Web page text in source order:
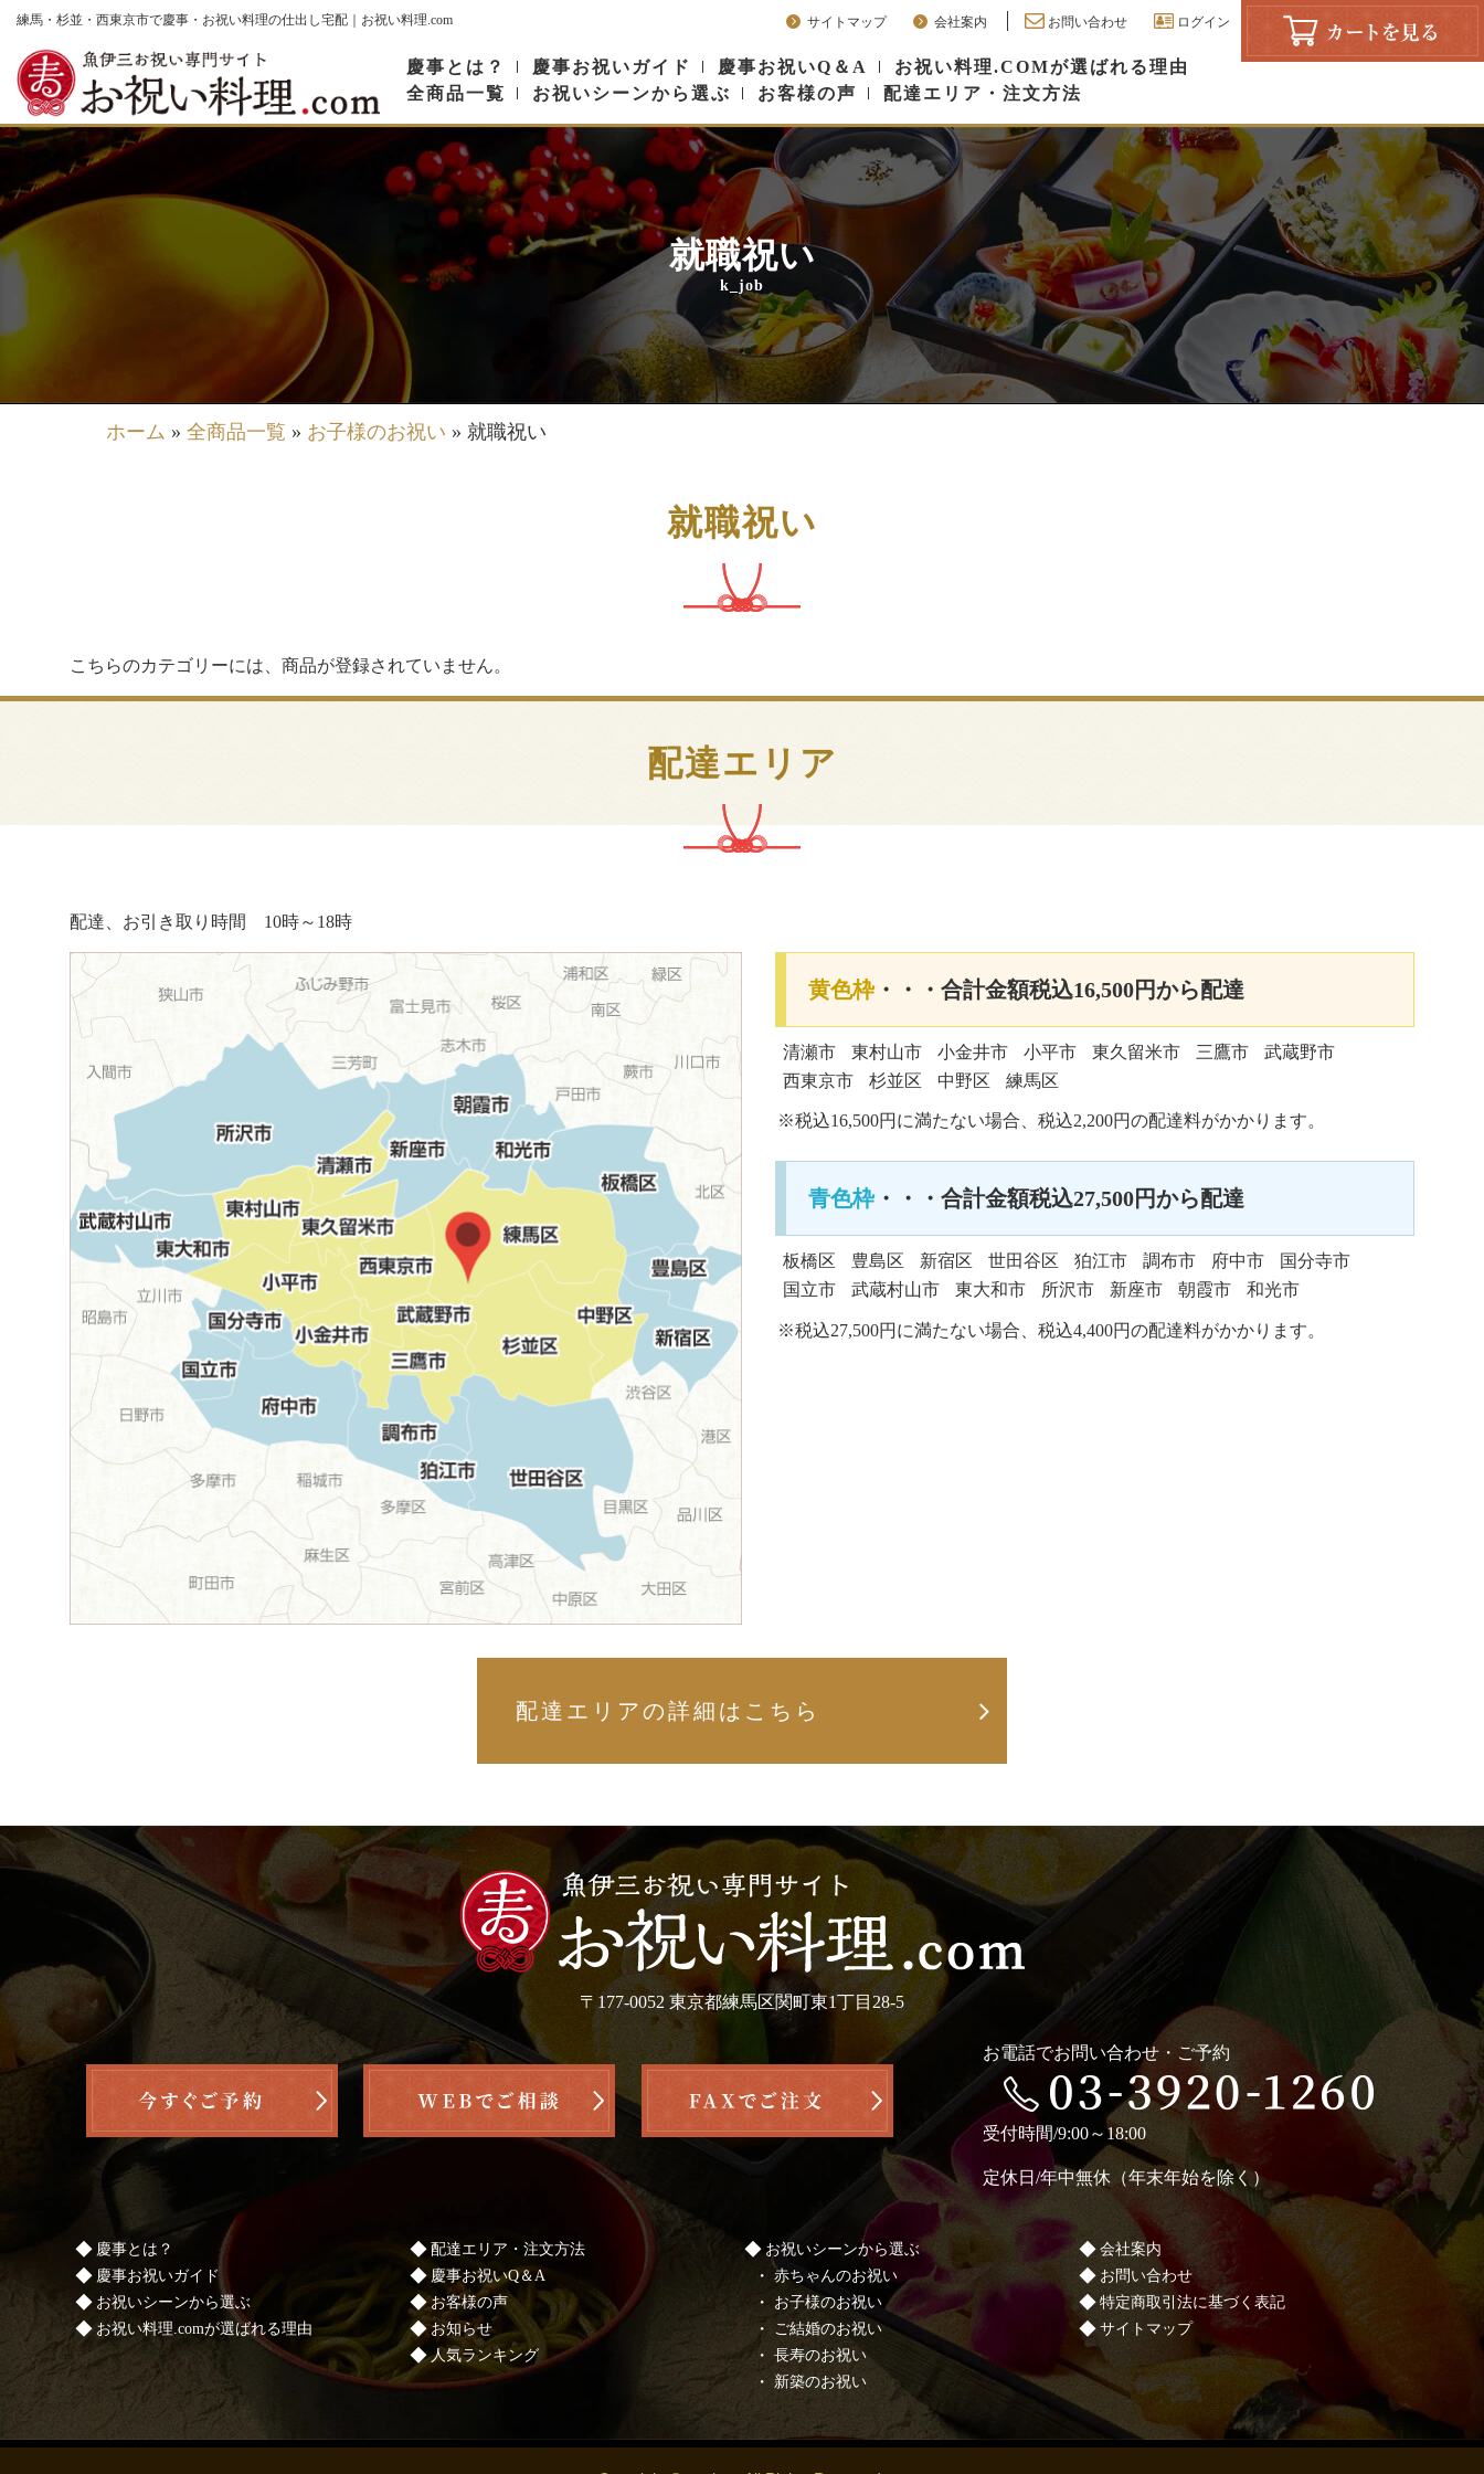
ツ
ス
キ
ッ
練馬・杉並・西東京市で慶事・お祝い料理の仕出し宅配｜お祝い料理.com サイトマップ 会社案内 お問い合わせ ログイン
慶事とは？ 慶事お祝いガイド 慶事お祝いQ＆A
お祝い料理.COMが選ばれる理由
全商品一覧
お祝いシーンから選ぶ お客様の声 配達エリア・注文方法
就職祝い
k_job
ホーム » 全商品一覧 » お子様のお祝い » 就職祝い
就職祝い
こちらのカテゴリーには、商品が登録されていません。
配達エリア
配達、お引き取り時間 10時～18時
黄色枠・・・合計金額税込16,500円から配達
清瀬市 東村山市 小金井市 小平市 東久留米市 三鷹市
武蔵野市
西東京市
杉並区 中野区 練馬区
※税込16,500円に満たない場合、税込2,200円の配達料がかかります。
青色枠・・・合計金額税込27,500円から配達
板橋区 豊島区 新宿区 世田谷区 狛江市 調布市 府中市
国分寺市
国立市
武蔵村山市 東大和市 所沢市 新座市 朝霞市 和光市
※税込27,500円に満たない場合、税込4,400円の配達料がかかります。
配達エリアの詳細はこちら
〒177-0052 東京都練馬区関町東1丁目28-5
お電話でお問い合わせ・ご予約
受付時間/9:00～18:00
定休日/年中無休（年末年始を除く）
慶事とは？
慶事お祝いガイド
お祝いシーンから選ぶ
お祝い料理.comが選ばれる理由
配達エリア・注文方法
慶事お祝いQ＆A
お客様の声
お知らせ
人気ランキング
お祝いシーンから選ぶ
赤ちゃんのお祝い
お子様のお祝い
ご結婚のお祝い
長寿のお祝い
新築のお祝い
会社案内
お問い合わせ
特定商取引法に基づく表記
サイトマップ